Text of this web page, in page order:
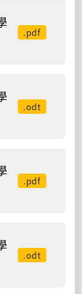
.pdf
.odt
.pdf
.odt